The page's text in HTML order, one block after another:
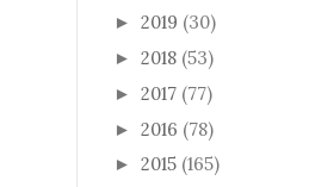
► 2019 (30)
► 2018 (53)
► 2017 (77)
► 2016 (78)
► 2015 (165)